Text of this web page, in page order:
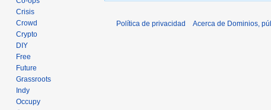
Crisis
Crowd
Crypto
DIY
Free
Future
Grassroots
Indy
Occupy
Política de privacidad Acerca de Dominios,